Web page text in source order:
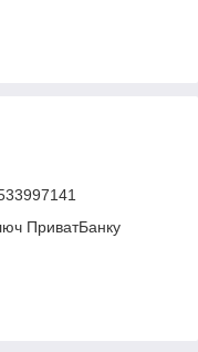
ПриватБанку